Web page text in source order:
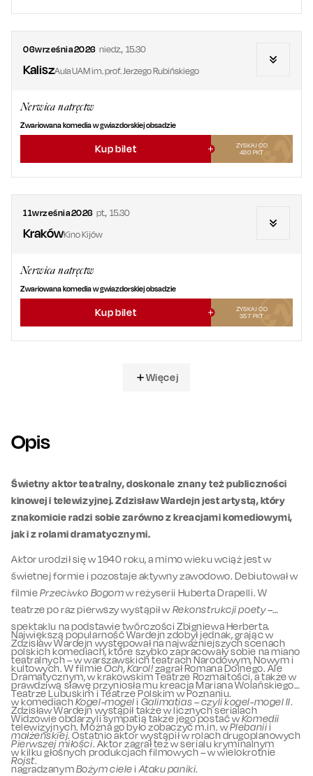
06września2026 niedz., 15.30
KaliszAula UAM im. prof. Jerzego Rubińskiego
Nerwica natręctw
Zwariowana komedia w gwiazdorskiej obsadzie
Kup bilet
ZYSKAJ OD
480 PKT
11września2026 pt., 15.30
KrakówKino Kijów
Nerwica natręctw
Zwariowana komedia w gwiazdorskiej obsadzie
Kup bilet
ZYSKAJ OD
357 PKT
Więcej
Opis
Świetny aktor teatralny, doskonale znany też publiczności
kinowej i telewizyjnej. Zdzisław Wardejn jest artystą, który
znakomicie radzi sobie zarówno z kreacjami komediowymi,
jak i z rolami dramatycznymi.
Aktor urodził się w 1940 roku, a mimo wieku wciąż jest w
świetnej formie i pozostaje aktywny zawodowo. Debiutował w
filmiePrzeciwko Bogomw reżyserii Huberta Drapelli. W
teatrze po raz pierwszy wystąpił w Rekonstrukcji poety–
spektaklu na podstawie twórczości Zbigniewa Herberta.
Zdzisław Wardejn występował na najważniejszych scenach
teatralnych – w warszawskich teatrach Narodowym, Nowym i
Dramatycznym, w krakowskim Teatrze Rozmaitości, a także w
Teatrze Lubuskim i Teatrze Polskim w Poznaniu.
Największą popularność Wardejn zdobył jednak, grając w
polskich komediach, które szybko zapracowały sobie na miano
kultowych. W filmieOch, Karol!zagrał Romana Dolnego. Ale
prawdziwą sławę przyniosła mu kreacja Mariana Wolańskiego
w komediachKogel-mogeli Galimatias – czyli kogel-mogel II.
Widzowie obdarzyli sympatią także jego postać wKomedii
małżeńskiej. Ostatnio aktor wystąpił w rolach drugoplanowych
w kilku głośnych produkcjach filmowych – w wielokrotnie
nagradzanymBożym cielei Ataku paniki.
Zdzisław Wardejn wystąpił także w licznych serialach
telewizyjnych. Można go było zobaczyć m.in. wPlebaniii
Pierwszej miłości. Aktor zagrał też w serialu kryminalnym
Rojst.